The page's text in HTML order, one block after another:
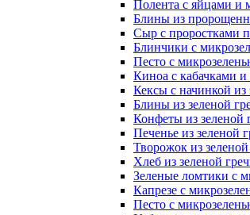
Полента с яйцами и
Блины из
Cыр с проростками
Блинчики с
Песто с
Киноа с кабачками
Кексы с начинкой из
Блины из зеленой
Конфеты из зеленой
Печенье из зеленой
Творожок из зеленой
Хлеб из зеленой
Зеленые ломтики с
Капрезе с
Песто с